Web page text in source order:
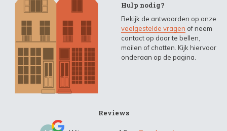
Hulp nodig?
Bekijk de antwoorden op onze
veelgestelde vragen of neem
contact op door te bellen,
mailen of chatten. Kijk hiervoor
onderaan op de pagina.
Reviews